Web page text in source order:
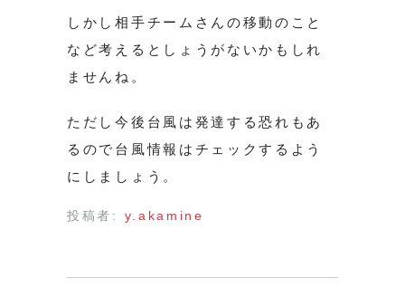
しかし相手チームさんの移動のこと
など考えるとしょうがないかもしれ
ませんね。
ただし今後台風は発達する恐れもあ
るので台風情報はチェックするよう
にしましょう。
投稿者: y.akamine